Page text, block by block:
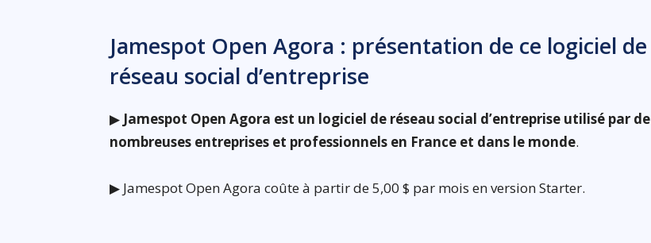
Jamespot Open Agora : présentation de ce logiciel de
réseau social d’entreprise
▶ Jamespot Open Agora est un logiciel de réseau social d’entreprise utilisé par de
nombreuses entreprises et professionnels en France et dans le monde.
▶ Jamespot Open Agora coûte à partir de 5,00 $ par mois en version Starter.